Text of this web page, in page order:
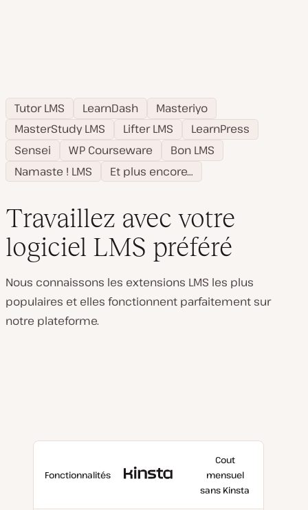
Tutor LMS LearnDash
Masteriyo
MasterStudy LMS
Lifter LMS
LearnPress
Sensei
WP Courseware
Bon LMS
Namaste ! LMS
Et plus encore…
Travaillez avec votre
logiciel LMS préféré
Nous connaissons les extensions LMS les plus
populaires et elles fonctionnent parfaitement sur
notre plateforme.
Fonctionnalités
Avec
Cout
mensuel
sans Kinsta